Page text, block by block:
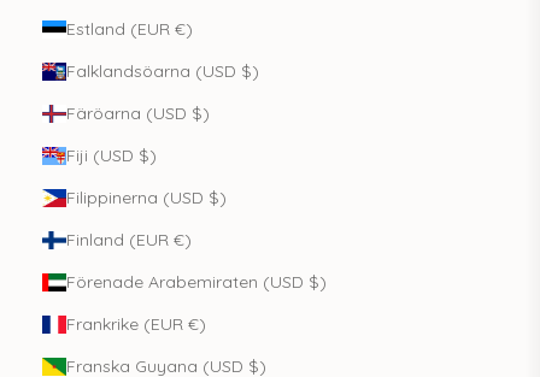
Estland (EUR €)
Falklandsöarna (USD $)
Färöarna (USD $)
Fiji (USD $)
Filippinerna (USD $)
Finland (EUR €)
Förenade Arabemiraten (USD $)
Frankrike (EUR €)
Franska Guyana (USD $)